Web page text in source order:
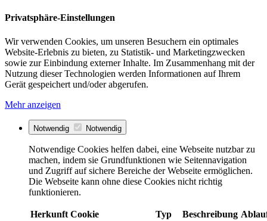
Privatsphäre-Einstellungen
Wir verwenden Cookies, um unseren Besuchern ein optimales
Website-Erlebnis zu bieten, zu Statistik- und Marketingzwecken
sowie zur Einbindung externer Inhalte. Im Zusammenhang mit der
Nutzung dieser Technologien werden Informationen auf Ihrem
Gerät gespeichert und/oder abgerufen.
Mehr anzeigen
Notwendig Notwendig
Notwendige Cookies helfen dabei, eine Webseite nutzbar zu
machen, indem sie Grundfunktionen wie Seitennavigation
und Zugriff auf sichere Bereiche der Webseite ermöglichen.
Die Webseite kann ohne diese Cookies nicht richtig
funktionieren.
Herkunft Cookie Typ Beschreibung